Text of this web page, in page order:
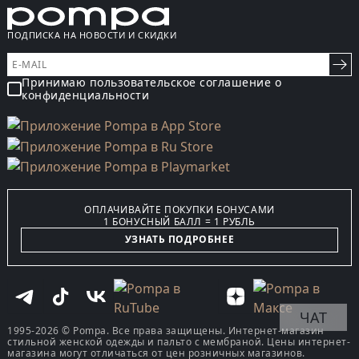
ПОДПИСКА НА НОВОСТИ И СКИДКИ
Принимаю пользовательское соглашение о
конфиденциальности
ОПЛАЧИВАЙТЕ ПОКУПКИ БОНУСАМИ
1 БОНУСНЫЙ БАЛЛ = 1 РУБЛЬ
УЗНАТЬ ПОДРОБНЕЕ
1995-2026 © Pompa. Все права защищены. Интернет-магазин
стильной женской одежды и пальто с мембраной. Цены интернет-
магазина могут отличаться от цен розничных магазинов.
ЧАТ